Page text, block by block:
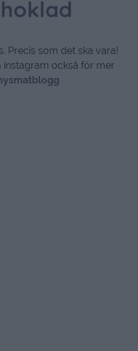
Precis som det ska vara!
instagram också för mer